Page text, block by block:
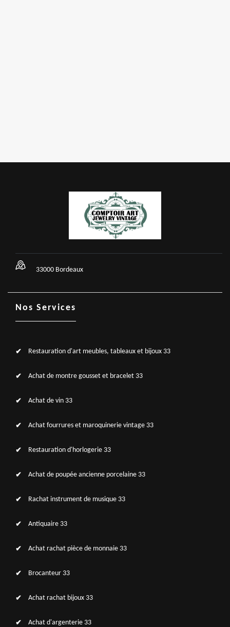
33000 Bordeaux
Nos Services
Restauration d'art meubles, tableaux et bijoux 33
Achat de montre gousset et bracelet 33
Achat de vin 33
Achat fourrures et maroquinerie vintage 33
Restauration d'horlogerie 33
Achat de poupée ancienne porcelaine 33
Rachat instrument de musique 33
Antiquaire 33
Achat rachat pièce de monnaie 33
Brocanteur 33
Achat rachat bijoux 33
Achat d'argenterie 33